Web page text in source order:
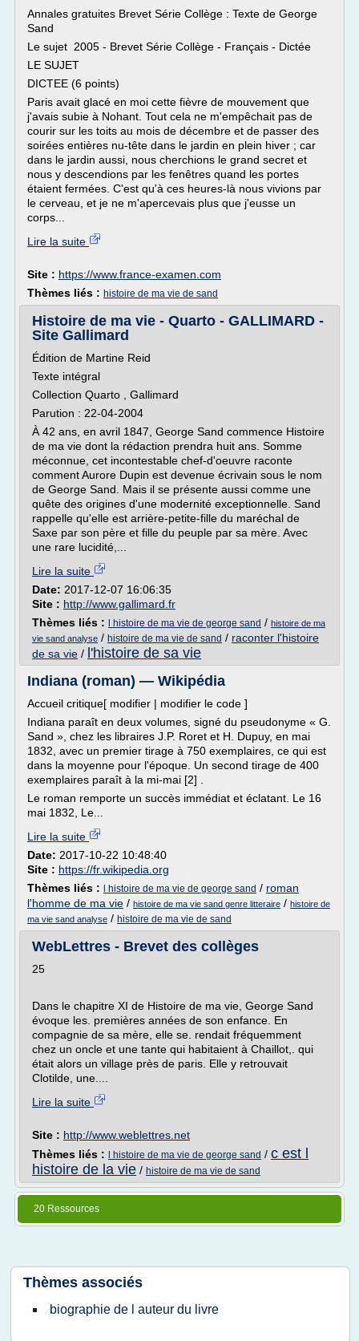
Annales gratuites Brevet Série Collège : Texte de George
Sand
Le sujet 2005 - Brevet Série Collège - Français - Dictée
LE SUJET
DICTEE (6 points)
Paris avait glacé en moi cette fièvre de mouvement que
j'avais subie à Nohant. Tout cela ne m'empêchait pas de
courir sur les toits au mois de décembre et de passer des
soirées entières nu-tête dans le jardin en plein hiver ; car
dans le jardin aussi, nous cherchions le grand secret et
nous y descendions par les fenêtres quand les portes
étaient fermées. C'est qu'à ces heures-là nous vivions par
le cerveau, et je ne m'apercevais plus que j'eusse un
corps...
Lire la suite
Site : https://www.france-examen.com
Thèmes liés : histoire de ma vie de sand
Histoire de ma vie - Quarto - GALLIMARD -
Site Gallimard
Édition de Martine Reid
Texte intégral
Collection Quarto , Gallimard
Parution : 22-04-2004
À 42 ans, en avril 1847, George Sand commence Histoire
de ma vie dont la rédaction prendra huit ans. Somme
méconnue, cet incontestable chef-d'oeuvre raconte
comment Aurore Dupin est devenue écrivain sous le nom
de George Sand. Mais il se présente aussi comme une
quête des origines d'une modernité exceptionnelle. Sand
rappelle qu'elle est arrière-petite-fille du maréchal de
Saxe par son père et fille du peuple par sa mère. Avec
une rare lucidité,...
Lire la suite
Date: 2017-12-07 16:06:35
Site : http://www.gallimard.fr
Thèmes liés :
l histoire de ma vie de george sand / histoire de ma
vie sand analyse / histoire de ma vie de sand / raconter l'histoire
de sa vie / l'histoire de sa vie
Indiana (roman) — Wikipédia
Accueil critique[ modifier | modifier le code ]
Indiana paraît en deux volumes, signé du pseudonyme « G.
Sand », chez les libraires J.P. Roret et H. Dupuy, en mai
1832, avec un premier tirage à 750 exemplaires, ce qui est
dans la moyenne pour l'époque. Un second tirage de 400
exemplaires paraît à la mi-mai [2] .
Le roman remporte un succès immédiat et éclatant. Le 16
mai 1832, Le...
Lire la suite
Date: 2017-10-22 10:48:40
Site : https://fr.wikipedia.org
Thèmes liés :
l histoire de ma vie de george sand / roman
l'homme de ma vie / histoire de ma vie sand genre litteraire / histoire de
ma vie sand analyse / histoire de ma vie de sand
WebLettres - Brevet des collèges
25
Dans le chapitre XI de Histoire de ma vie, George Sand
évoque les. premières années de son enfance. En
compagnie de sa mère, elle se. rendait fréquemment
chez un oncle et une tante qui habitaient à Chaillot,. qui
était alors un village près de paris. Elle y retrouvait
Clotilde, une....
Lire la suite
Site : http://www.weblettres.net
Thèmes liés :
l histoire de ma vie de george sand / c est l
histoire de la vie / histoire de ma vie de sand
20 Ressources
Thèmes associés
biographie de l auteur du livre